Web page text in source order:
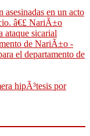
asesinadas en un acto
â€£ NariÃ±o
ataque sicarial
de NariÃ±o -
el departamento de
hipÃ³tesis por